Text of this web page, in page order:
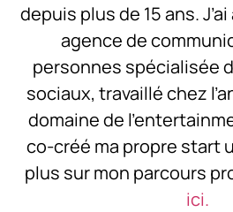
depuis plus de 15 ans.
agence de
personnes spécialisée
sociaux, travaillé chez
domaine de
co-créé ma propre start
plus sur mon parcours
ici.